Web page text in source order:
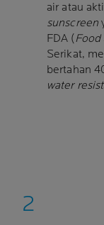
air atau
sunscreen
FDA (Food
Serikat,
bertahan
water